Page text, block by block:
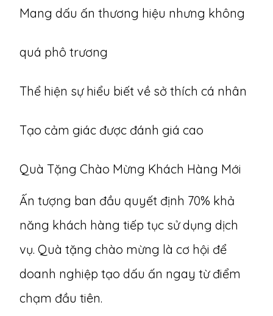
Mang dấu ấn thương hiệu nhưng không
quá phô trương
Thể hiện sự hiểu biết về sở thích cá nhân
Tạo cảm giác được đánh giá cao
Quà Tặng Chào Mừng Khách Hàng Mới
Ấn tượng ban đầu quyết định 70% khả
năng khách hàng tiếp tục sử dụng dịch
vụ. Quà tặng chào mừng là cơ hội để
doanh nghiệp tạo dấu ấn ngay từ điểm
chạm đầu tiên.